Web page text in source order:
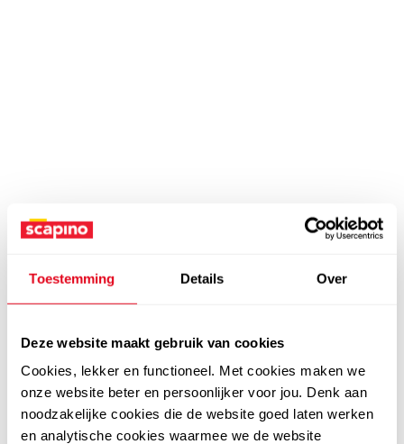
Toestemming Details Over
Deze website maakt gebruik van cookies
Cookies, lekker en functioneel. Met cookies maken we
onze website beter en persoonlijker voor jou. Denk aan
noodzakelijke cookies die de website goed laten werken
en analytische cookies waarmee we de website